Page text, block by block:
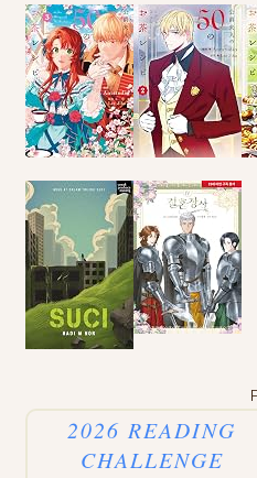
2026 READING
CHALLENGE